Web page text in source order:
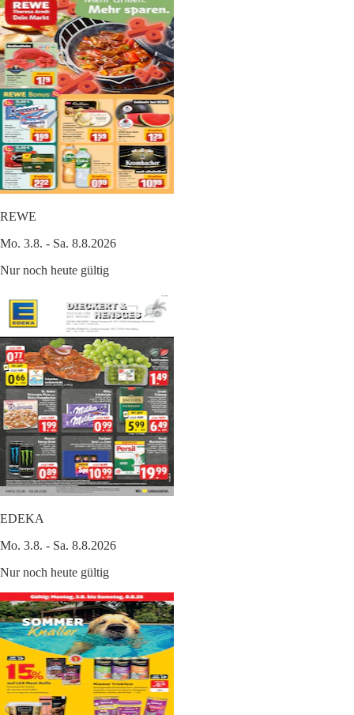
REWE
Mo. 3.8. - Sa. 8.8.2026
Nur noch heute gültig
EDEKA
Mo. 3.8. - Sa. 8.8.2026
Nur noch heute gültig